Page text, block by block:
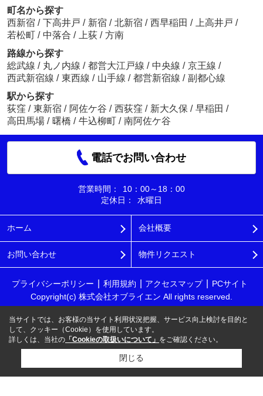
町名から探す
西新宿 / 下高井戸 / 新宿 / 北新宿 / 西早稲田 / 上高井戸 /
若松町 / 中落合 / 上荻 / 方南
路線から探す
総武線 / 丸ノ内線 / 都営大江戸線 / 中央線 / 京王線 /
西武新宿線 / 東西線 / 山手線 / 都営新宿線 / 副都心線
駅から探す
荻窪 / 東新宿 / 阿佐ケ谷 / 西荻窪 / 新大久保 / 早稲田 /
高田馬場 / 曙橋 / 牛込柳町 / 南阿佐ケ谷
電話でお問い合わせ
営業時間：
10：00～18：00
定休日：
水曜日
ホーム 会社概要
お問い合わせ 物件リクエスト
プライバシーポリシー 利用規約 アクセスマップ
PCサイト
Copyright(c) 株式会社オブライエン All rights reserved.
当サイトでは、お客様の当サイト利用状況把握、サービス向上検討を目的と
して、クッキー（Cookie）を使用しています。
詳しくは、当社の 「Cookieの取扱いについて」 をご確認ください。
閉じる